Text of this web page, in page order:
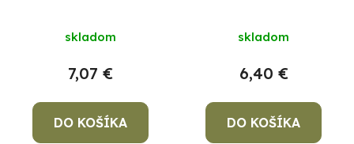
skladom
7,07 €
DO KOŠÍKA
hodnotenie
je
5,0
z
skladom
6,40 €
DO KOŠÍKA